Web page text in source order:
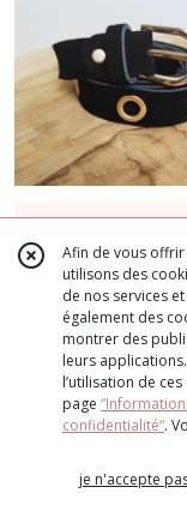
CEINTURES
AJOUTER
Afin de vous
utilisons des
de nos services
également des
montrer des
leurs applications.
l’utilisation de
page
confidentialité“.
je n'accepte